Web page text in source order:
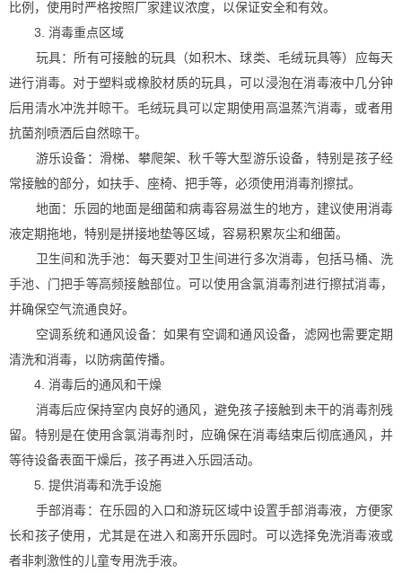
比例，使用时严格按照厂家建议浓度，以保证安全和有效。
3. 消毒重点区域
玩具：所有可接触的玩具（如积木、球类、毛绒玩具等）应每天
进行消毒。对于塑料或橡胶材质的玩具，可以浸泡在消毒液中几分钟
后用清水冲洗并晾干。毛绒玩具可以定期使用高温蒸汽消毒，或者用
抗菌剂喷洒后自然晾干。
游乐设备：滑梯、攀爬架、秋千等大型游乐设备，特别是孩子经
常接触的部分，如扶手、座椅、把手等，必须使用消毒剂擦拭。
地面：乐园的地面是细菌和病毒容易滋生的地方，建议使用消毒
液定期拖地，特别是拼接地垫等区域，容易积累灰尘和细菌。
卫生间和洗手池：每天要对卫生间进行多次消毒，包括马桶、洗
手池、门把手等高频接触部位。可以使用含氯消毒剂进行擦拭消毒，
并确保空气流通良好。
空调系统和通风设备：如果有空调和通风设备，滤网也需要定期
清洗和消毒，以防病菌传播。
4. 消毒后的通风和干燥
消毒后应保持室内良好的通风，避免孩子接触到未干的消毒剂残
留。特别是在使用含氯消毒剂时，应确保在消毒结束后彻底通风，并
等待设备表面干燥后，孩子再进入乐园活动。
5. 提供消毒和洗手设施
手部消毒：在乐园的入口和游玩区域中设置手部消毒液，方便家
长和孩子使用，尤其是在进入和离开乐园时。可以选择免洗消毒液或
者非刺激性的儿童专用洗手液。